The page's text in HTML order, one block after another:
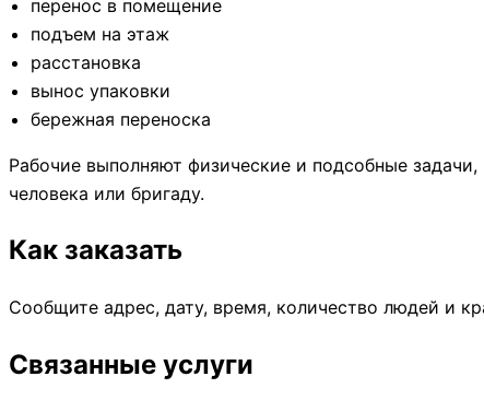
перенос в помещение
подъем на этаж
расстановка
вынос упаковки
бережная переноска
Рабочие выполняют физические и подсобные
человека или бригаду.
Как заказать
Сообщите адрес, дату, время, количество людей и
Связанные услуги